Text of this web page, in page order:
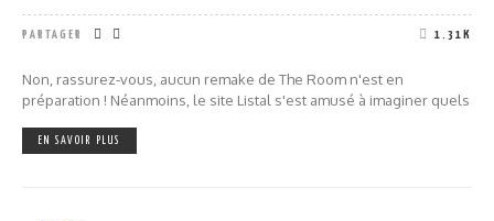
PARTAGER 1.31K
Non, rassurez-vous, aucun remake de The Room n'est en
préparation ! Néanmoins, le site Listal s'est amusé à imaginer quels
EN SAVOIR PLUS